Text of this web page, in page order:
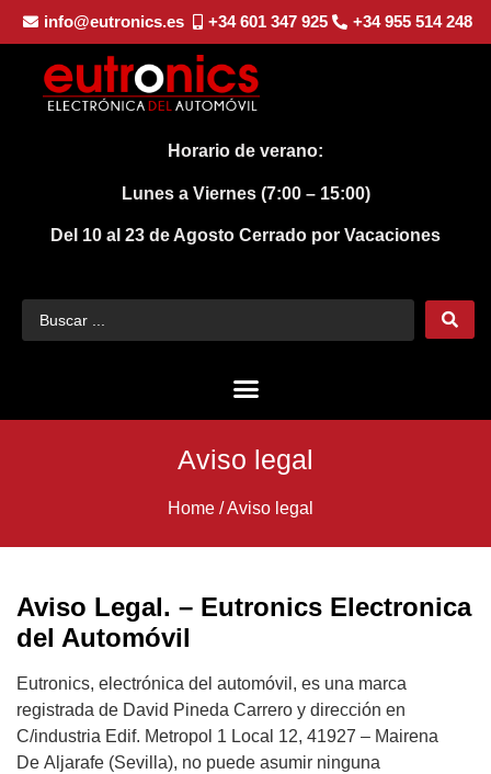
info@eutronics.es +34 601 347 925 +34 955 514 248
Horario de verano:
Lunes a Viernes (7:00 – 15:00)
Del 10 al 23 de Agosto Cerrado por Vacaciones
Aviso legal
Home /Aviso legal
Aviso Legal. – Eutronics Electronica
del Automóvil
Eutronics, electrónica del automóvil, es una marca
registrada de David Pineda Carrero y dirección en
C/industria Edif. Metropol 1 Local 12, 41927 – Mairena
De Aljarafe (Sevilla), no puede asumir ninguna